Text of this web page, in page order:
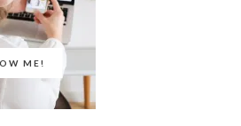
ME!